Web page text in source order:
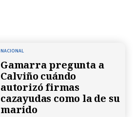
NACIONAL
Gamarra pregunta a
Calviño cuándo
autorizó firmas
cazayudas como la de su
marido